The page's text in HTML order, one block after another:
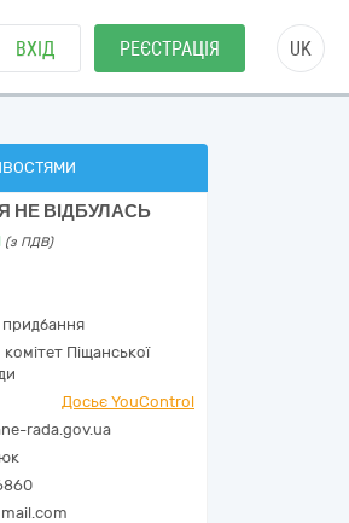
ВХІД РЕЄСТРАЦІЯ UK
НЕ ВІДБУЛАСЬ
(з ПДВ)
придбання
Піщанської
Досьє YouControl
rada.gov.ua